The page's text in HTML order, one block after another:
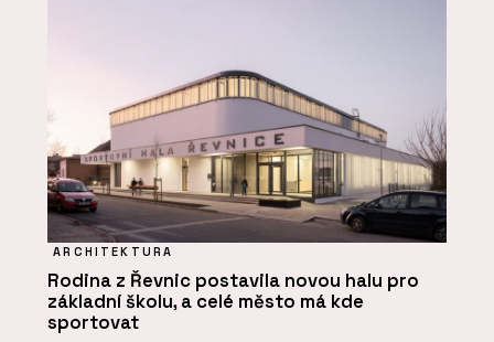
ARCHITEKTURA
Rodina z Řevnic postavila novou halu pro
základní školu, a celé město má kde
sportovat